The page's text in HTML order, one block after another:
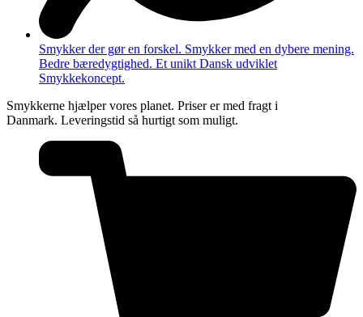
Smykker der gør en forskel. Smykker med en dybere mening.
Bedre bæredygtighed. Et unikt Dansk udviklet
Smykkekoncept.
Smykkerne hjælper vores planet. Priser er med fragt i
Danmark. Leveringstid så hurtigt som muligt.